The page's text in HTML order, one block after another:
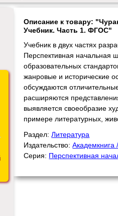
Описание к товару:
Учебник. Часть 1. ФГОС"
Учебник в двух частях
Перспективная начальная
образовательных
жанровые и исторические
обсуждаются
расширяются
выявляется своеобразие
примере литературных,
Раздел:Литература
Издательство:Академкнига
Серия: Перспективная